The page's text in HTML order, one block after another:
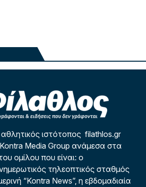
ιστότοπος filathlos.gr
Kontra Media Group ανάμεσα στα
ομίλου που είναι: ο
τηλεοπτικός σταθμός
“Kontra News”, η εβδομαδιαία